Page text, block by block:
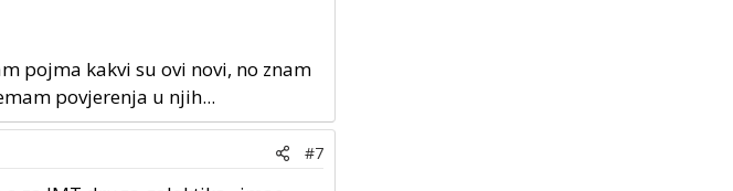
pojma kakvi su ovi novi, no znam
povjerenja u njih...
#7